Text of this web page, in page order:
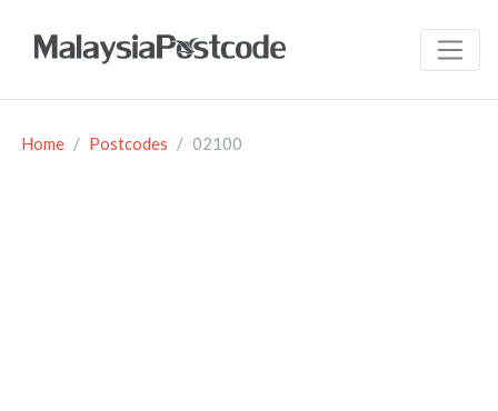
Home Postcodes 02100